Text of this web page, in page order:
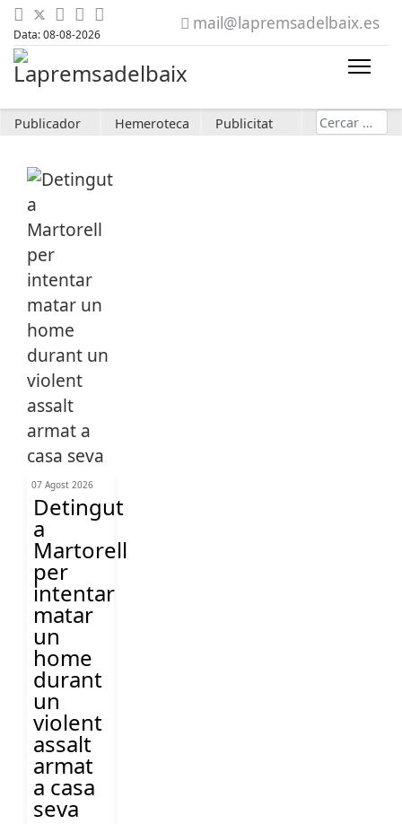
Data: 08-08-2026
mail@lapremsadelbaix.es
Publicador Hemeroteca Publicitat Cerca
07 Agost 2026
Detingut
a
Martorell
per
intentar
matar
un
home
durant
un
violent
assalt
armat
a casa
seva